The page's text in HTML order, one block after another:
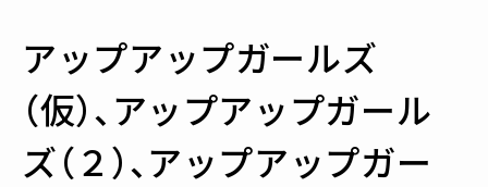
アップアップガールズ
（仮）、アップアップガール
ズ（２）、アップアップガー